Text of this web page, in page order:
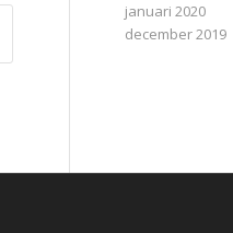
januari 2020
december 2019